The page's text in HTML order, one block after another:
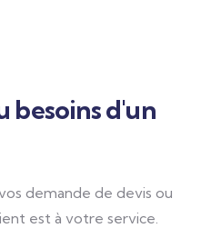
besoins d'un
demande de devis ou
est à votre service.